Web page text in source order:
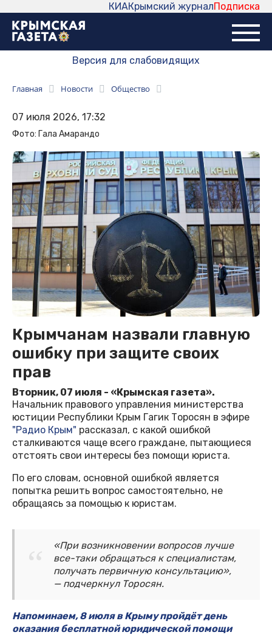
Подписка
Крымский журнал
КИА
Версия для слабовидящих
Главная Новости Общество
07 июля 2026, 17:32
Фото: Гала Амарандо
Крымчанам назвали главную
ошибку при защите своих
прав
Вторник, 07 июля - «Крымская газета».
Начальник правового управления министерства
юстиции Республики Крым Гагик Торосян в эфире
"Радио Крым" рассказал, с какой ошибкой
сталкиваются чаще всего граждане, пытающиеся
отстоять свои интересы без помощи юриста.
По его словам, основной ошибкой является
попытка решить вопрос самостоятельно, не
обращаясь за помощью к юристам.
«При возникновении вопросов лучше
все-таки обращаться к специалистам,
получать первичную консультацию»,
— подчеркнул Торосян.
Напоминаем, 8 июля в Крыму пройдёт день
оказания бесплатной юридической помощи